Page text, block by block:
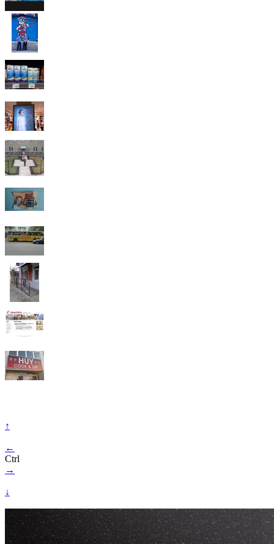
↑
←
Ctrl
→
↓